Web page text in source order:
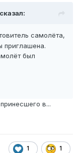
сказал:
самолёта,
приглашена.
был
в...
1 1